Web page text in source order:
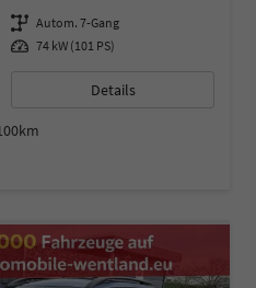
Getriebe Autom. 7-Gang
Leistung 74 kW (101 PS)
Details